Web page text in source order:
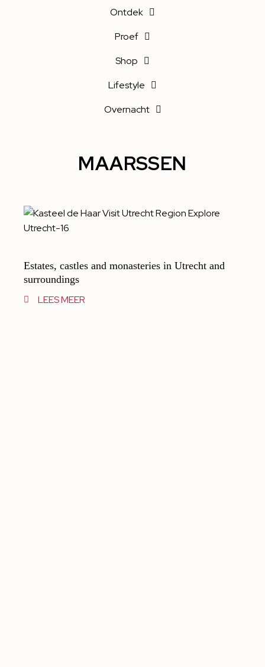
Ontdek
Proef
Shop
Lifestyle
Overnacht
MAARSSEN
Estates, castles and monasteries in Utrecht and
surroundings
LEES MEER